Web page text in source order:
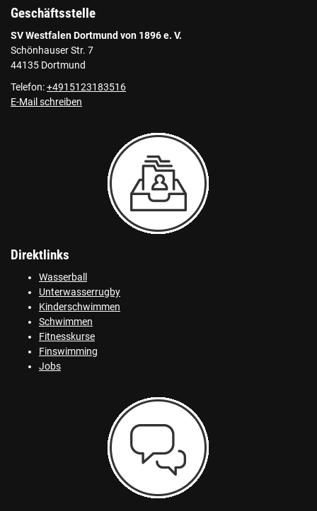
Geschäftsstelle
SV Westfalen Dortmund von 1896 e. V.
Schönhauser Str. 7
44135 Dortmund
Telefon:+4915123183516
E-Mail schreiben
Direktlinks
Wasserball
Unterwasserrugby
Kinderschwimmen
Schwimmen
Fitnesskurse
Finswimming
Jobs